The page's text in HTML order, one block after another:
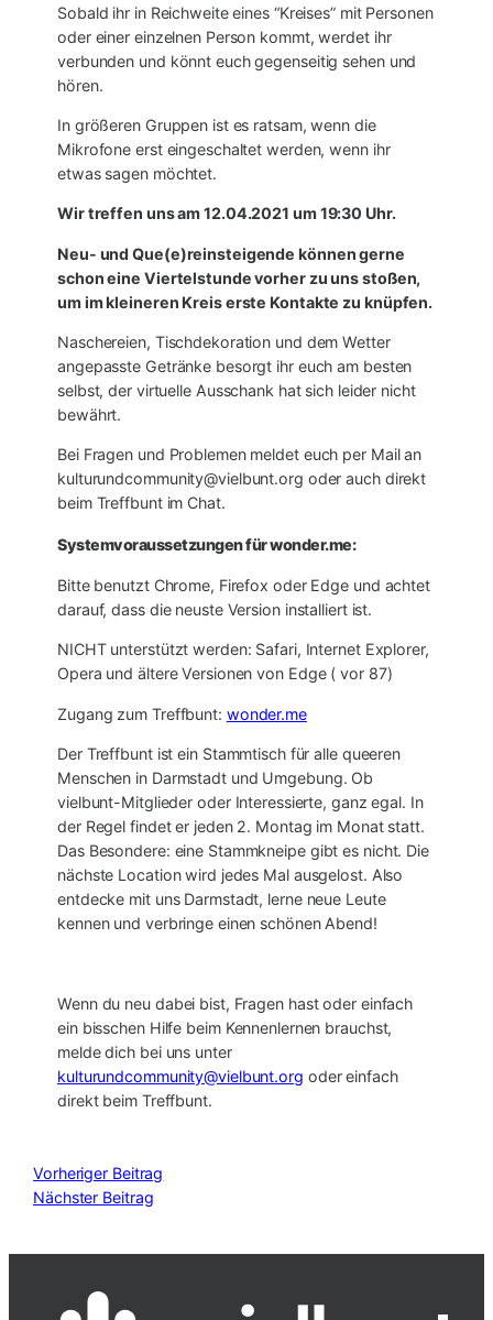
Sobald ihr in Reichweite eines “Kreises” mit Personen
oder einer einzelnen Person kommt, werdet ihr
verbunden und könnt euch gegenseitig sehen und
hören.
In größeren Gruppen ist es ratsam, wenn die
Mikrofone erst eingeschaltet werden, wenn ihr
etwas sagen möchtet.
Wir treffen uns am 12.04.2021 um 19:30 Uhr.
Neu- und Que(e)reinsteigende können gerne
schon eine Viertelstunde vorher zu uns stoßen,
um im kleineren Kreis erste Kontakte zu knüpfen.
Naschereien, Tischdekoration und dem Wetter
angepasste Getränke besorgt ihr euch am besten
selbst, der virtuelle Ausschank hat sich leider nicht
bewährt.
Bei Fragen und Problemen meldet euch per Mail an
kulturundcommunity@vielbunt.org oder auch direkt
beim Treffbunt im Chat.
Systemvoraussetzungen für wonder.me:
Bitte benutzt Chrome, Firefox oder Edge und achtet
darauf, dass die neuste Version installiert ist.
NICHT unterstützt werden: Safari, Internet Explorer,
Opera und ältere Versionen von Edge ( vor 87)
Zugang zum Treffbunt: wonder.me
Der Treffbunt ist ein Stammtisch für alle queeren
Menschen in Darmstadt und Umgebung. Ob
vielbunt-Mitglieder oder Interessierte, ganz egal. In
der Regel findet er jeden 2. Montag im Monat statt.
Das Besondere: eine Stammkneipe gibt es nicht. Die
nächste Location wird jedes Mal ausgelost. Also
entdecke mit uns Darmstadt, lerne neue Leute
kennen und verbringe einen schönen Abend!
Wenn du neu dabei bist, Fragen hast oder einfach
ein bisschen Hilfe beim Kennenlernen brauchst,
melde dich bei uns unter
kulturundcommunity@vielbunt.org oder einfach
direkt beim Treffbunt.
Vorheriger Beitrag
Nächster Beitrag